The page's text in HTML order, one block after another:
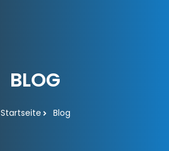
BLOG
Startseite Blog